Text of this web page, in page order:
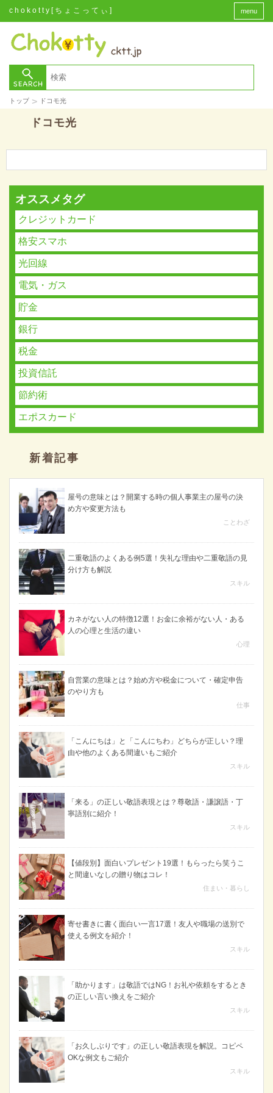
chokotty[ちょこってぃ] menu
トップ > ドコモ光
ドコモ光
オススメタグ
クレジットカード
格安スマホ
光回線
電気・ガス
貯金
銀行
税金
投資信託
節約術
エポスカード
新着記事
屋号の意味とは？開業する時の個人事業主の屋号の決
め方や変更方法も
ことわざ
二重敬語のよくある例5選！失礼な理由や二重敬語の見
分け方も解説
スキル
カネがない人の特徴12選！お金に余裕がない人・ある
人の心理と生活の違い
心理
自営業の意味とは？始め方や税金について・確定申告
のやり方も
仕事
「こんにちは」と「こんにちわ」どちらが正しい？理
由や他のよくある間違いもご紹介
スキル
「来る」の正しい敬語表現とは？尊敬語・謙譲語・丁
寧語別に紹介！
スキル
【値段別】面白いプレゼント19選！もらったら笑うこ
と間違いなしの贈り物はコレ！
住まい・暮らし
寄せ書きに書く面白い一言17選！友人や職場の送別で
使える例文を紹介！
スキル
「助かります」は敬語ではNG！お礼や依頼をするとき
の正しい言い換えをご紹介
スキル
「お久しぶりです」の正しい敬語表現を解説。コピペ
OKな例文もご紹介
スキル